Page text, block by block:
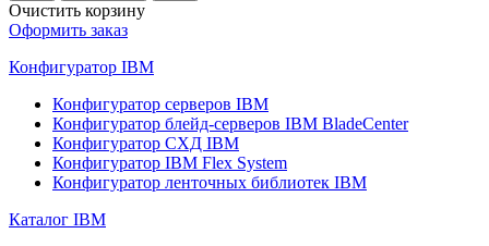
Очистить корзину
Оформить заказ
Конфигуратор IBM
Конфигуратор серверов IBM
Конфигуратор блейд-серверов IBM BladeCenter
Конфигуратор СХД IBM
Конфигуратор IBM Flex System
Конфигуратор ленточных библиотек IBM
Каталог IBM